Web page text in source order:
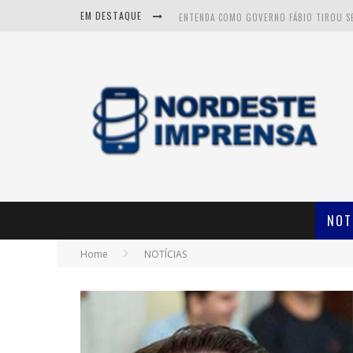
EM DESTAQUE
Home NOTÍCIAS